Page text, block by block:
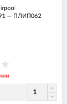
— ПЛИП062